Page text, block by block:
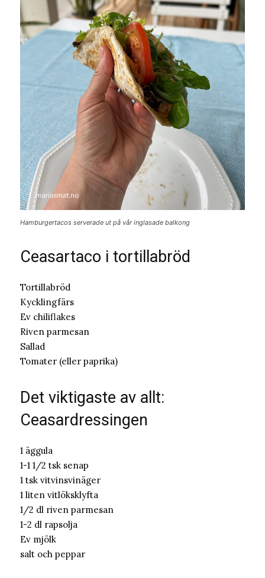
Hamburgertacos serverade ut på vår inglasade balkong
Ceasartaco i tortillabröd
Tortillabröd
Kycklingfärs
Ev chiliflakes
Riven parmesan
Sallad
Tomater (eller paprika)
Det viktigaste av allt:
Ceasardressingen
1 äggula
1-1 1/2 tsk senap
1 tsk vitvinsvinäger
1 liten vitlöksklyfta
1/2 dl riven parmesan
1-2 dl rapsolja
Ev mjölk
salt och peppar